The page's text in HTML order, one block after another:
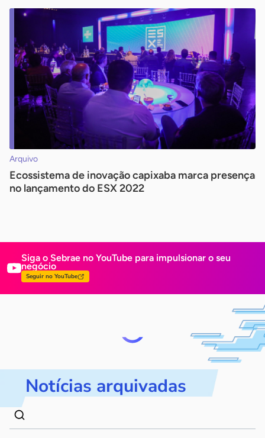
Arquivo
Ecossistema de inovação capixaba marca presença
no lançamento do ESX 2022
Siga o Sebrae no YouTube para impulsionar o seu
negócio
Seguir no YouTube
Notícias arquivadas